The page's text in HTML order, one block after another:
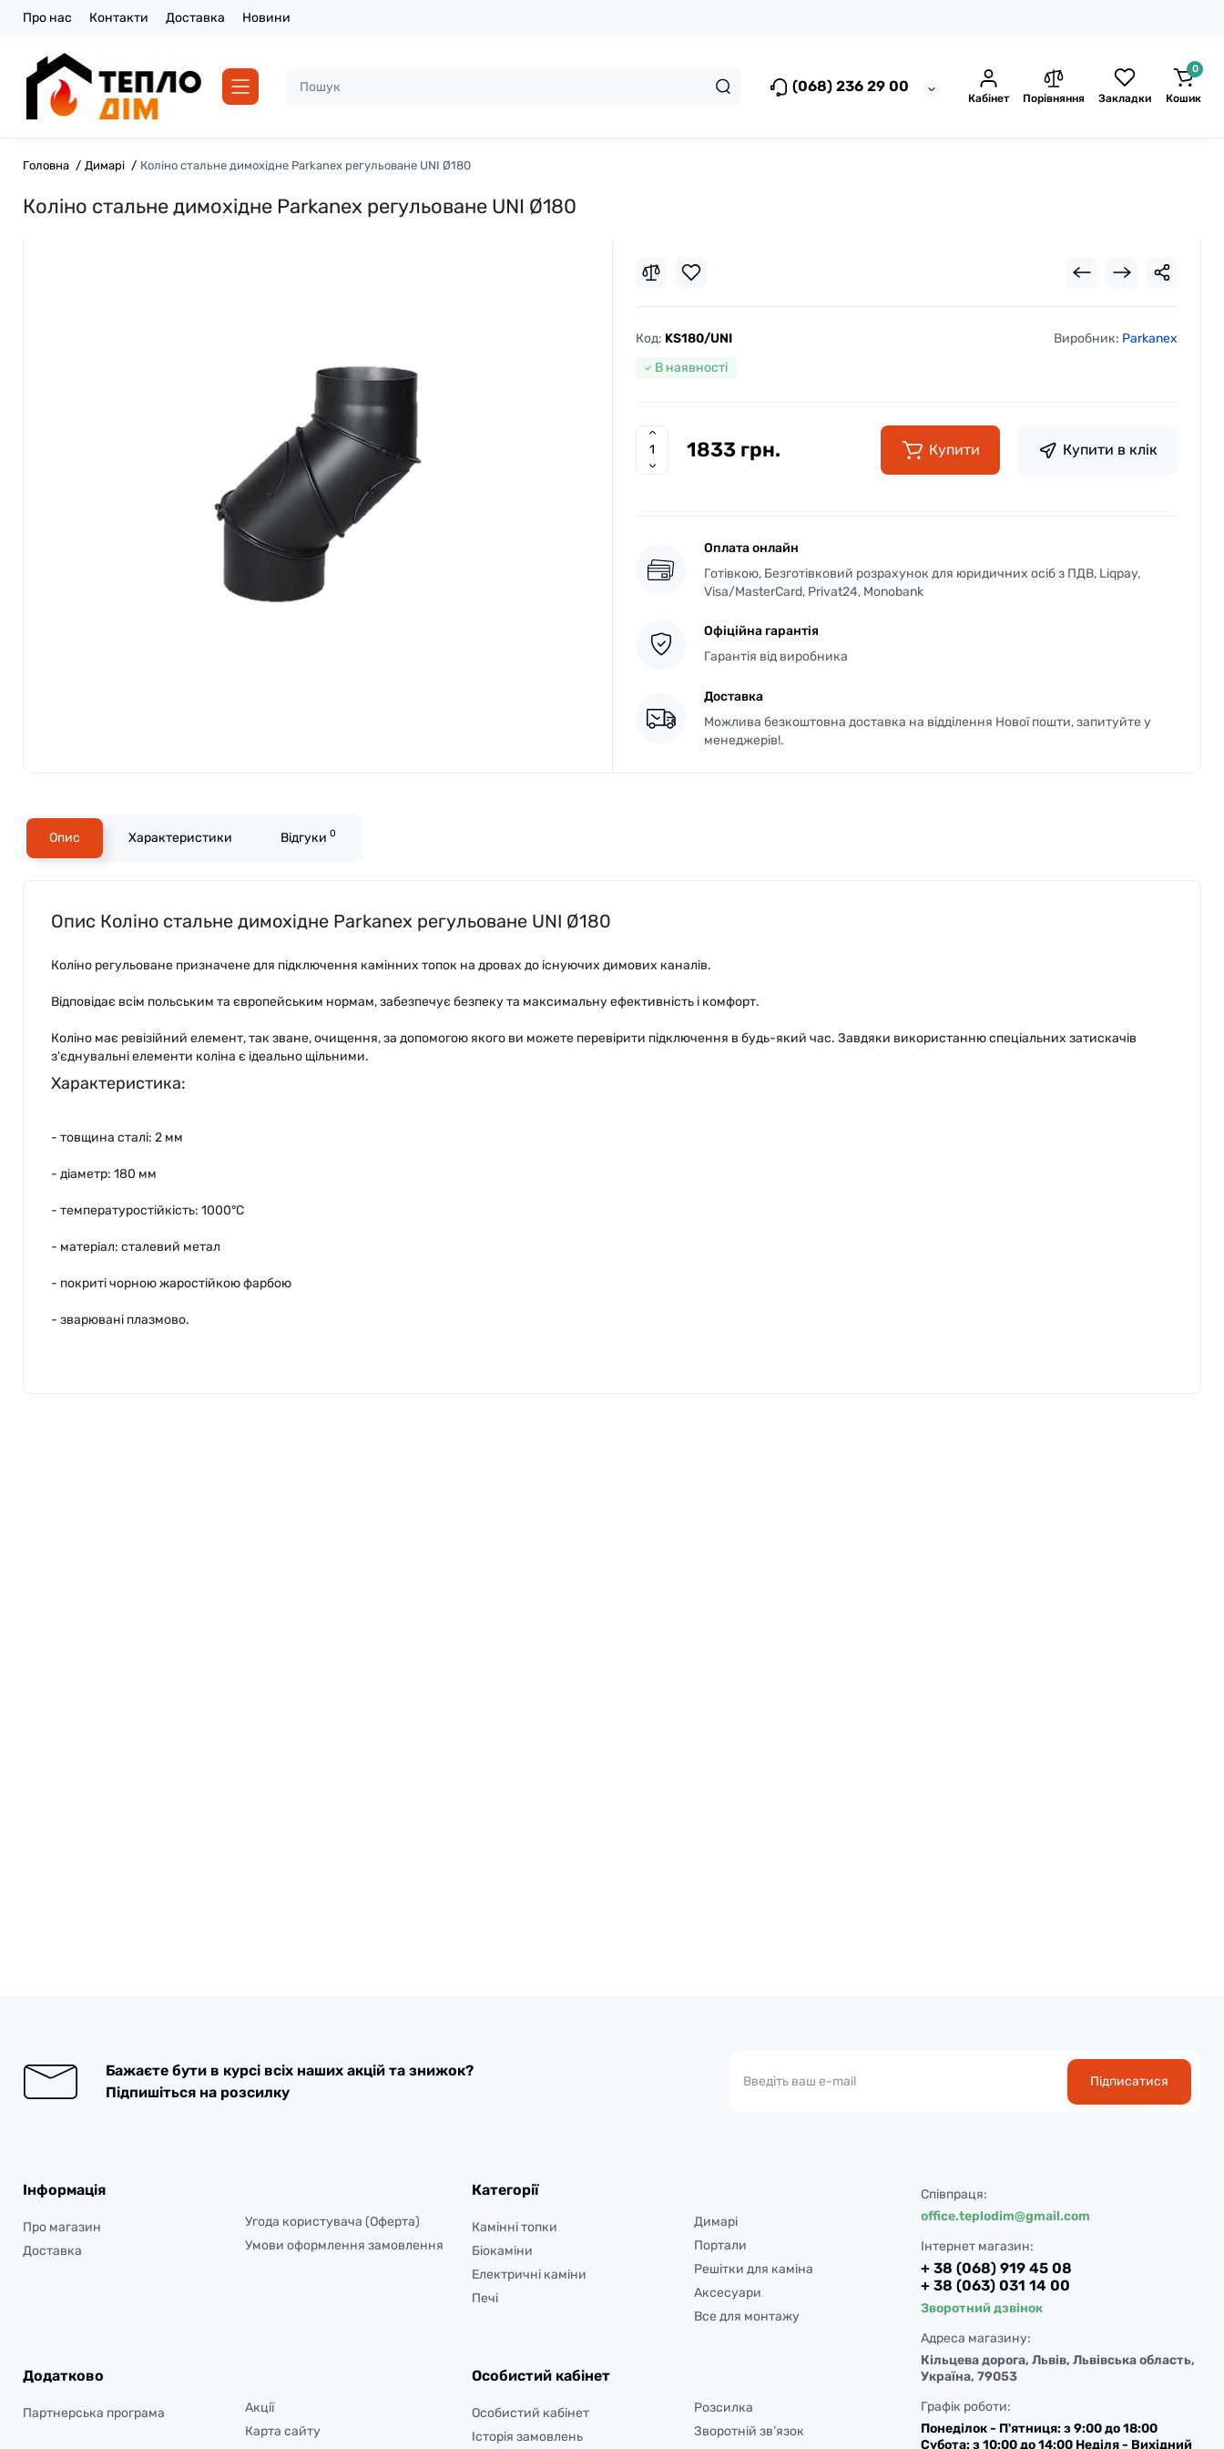
Про нас Контакти Доставка Новини
(068) 236 29 00
Кабінет Порівняння Закладки
0
Кошик
Головна Димарі Коліно стальне димохідне Parkanex регульоване UNI Ø180
Коліно стальне димохідне Parkanex регульоване UNI Ø180
Код: KS180/UNI Виробник: Parkanex
В наявності
1833 грн. Купити Купити в клік
Оплата онлайн
Готівкою, Безготівковий розрахунок для юридичних осіб з ПДВ, Liqpay,
Visa/MasterCard, Privat24, Monobank
Офіційна гарантія
Гарантія від виробника
Доставка
Можлива безкоштовна доставка на відділення Нової пошти, запитуйте у
менеджерів!.
Опис Характеристики Відгуки 0
Опис Коліно стальне димохідне Parkanex регульоване UNI Ø180
Коліно регульоване призначене для підключення камінних топок на дровах до існуючих димових каналів.
Відповідає всім польським та європейським нормам, забезпечує безпеку та максимальну ефективність і комфорт.
Коліно має ревізійний елемент, так зване, очищення, за допомогою якого ви можете перевірити підключення в будь-який час. Завдяки використанню спеціальних затискачів
з'єднувальні елементи коліна є ідеально щільними.
Характеристика:
- товщина сталі: 2 мм
- діаметр: 180 мм
- температуростійкість: 1000°C
- матеріал: сталевий метал
- покриті чорною жаростійкою фарбою
- зварювані плазмово.
Бажаєте бути в курсі всіх наших акцій та знижок?
Підпишіться на розсилку
Підписатися
Інформація
Про магазин
Доставка
Угода користувача (Оферта)
Умови оформлення замовлення
Категорії
Камінні топки
Біокаміни
Електричні каміни
Печі
Димарі
Портали
Решітки для каміна
Аксесуари
Все для монтажу
Додатково
Партнерська програма
Акції
Карта сайту
Особистий кабінет
Особистий кабінет
Історія замовлень
Розсилка
Зворотній зв’язок
Співпраця:
office.teplodim@gmail.com
Інтернет магазин:
+ 38 (068) 919 45 08
+ 38 (063) 031 14 00
Зворотний дзвінок
Адреса магазину:
Кільцева дорога, Львів, Львівська область,
Україна, 79053
Графік роботи:
Понеділок - П'ятниця: з 9:00 до 18:00
Субота: з 10:00 до 14:00 Неділя - Вихідний